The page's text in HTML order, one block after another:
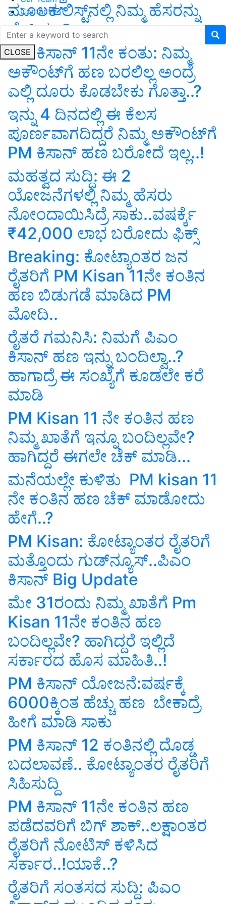
Contact
CLOSE
ಮೂಲಕ ಲಿಸ್ಟ್‌ನಲ್ಲಿ ನಿಮ್ಮ ಹೆಸರನ್ನು
ಚೆಕ್‌ ಮಾಡಿ
PM ಕಿಸಾನ್ 11ನೇ ಕಂತು: ನಿಮ್ಮ
ಅಕೌಂಟ್‌ಗೆ ಹಣ ಬರಲಿಲ್ಲ ಅಂದ್ರೆ
ಎಲ್ಲಿ ದೂರು ಕೊಡಬೇಕು ಗೊತ್ತಾ..?
ಇನ್ನು 4 ದಿನದಲ್ಲಿ ಈ ಕೆಲಸ
ಪೂರ್ಣವಾಗದಿದ್ದರೆ ನಿಮ್ಮ ಅಕೌಂಟ್‌ಗೆ
PM ಕಿಸಾನ್ ಹಣ ಬರೋದೆ ಇಲ್ಲ..!
ಮಹತ್ವದ ಸುದ್ದಿ: ಈ 2
ಯೋಜನೆಗಳಲ್ಲಿ ನಿಮ್ಮ ಹೆಸರು
ನೋಂದಾಯಿಸಿದ್ರೆ ಸಾಕು..ವಷರ್ಕ್ಕೆ
₹42,000 ಲಾಭ‌ ಬರೋದು ಫಿಕ್ಸ್
Breaking: ಕೋಟ್ಯಾಂತರ ಜನ
ರೈತರಿಗೆ PM Kisan 11ನೇ ಕಂತಿನ
ಹಣ ಬಿಡುಗಡೆ ಮಾಡಿದ PM
ಮೋದಿ..
ರೈತರೆ ಗಮನಿಸಿ: ನಿಮಗೆ ಪಿಎಂ
ಕಿಸಾನ್‌ ಹಣ ಇನ್ನು ಬಂದಿಲ್ವಾ..?
ಹಾಗಾದ್ರೆ ಈ ಸಂಖ್ಯೆಗೆ ಕೂಡಲೇ ಕರೆ
ಮಾಡಿ
PM Kisan 11 ನೇ ಕಂತಿನ ಹಣ
ನಿಮ್ಮ ಖಾತೆಗೆ ಇನ್ನೂ ಬಂದಿಲ್ಲವೇ?
ಹಾಗಿದ್ದರೆ ಈಗಲೇ ಚೆಕ್‌ ಮಾಡಿ...
ಮನೆಯಲ್ಲೇ ಕುಳಿತು PM kisan 11
ನೇ ಕಂತಿನ ಹಣ ಚೆಕ್‌ ಮಾಡೋದು
ಹೇಗೆ..?
PM Kisan: ಕೋಟ್ಯಾಂತರ ರೈತರಿಗೆ
ಮತ್ತೊಂದು ಗುಡ್‌ನ್ಯೂಸ್‌..ಪಿಎಂ
ಕಿಸಾನ್‌ Big Update
ಮೇ 31ರಂದು ನಿಮ್ಮ ಖಾತೆಗೆ Pm
Kisan 11ನೇ ಕಂತಿನ ಹಣ
ಬಂದಿಲ್ಲವೇ? ಹಾಗಿದ್ದರೆ ಇಲ್ಲಿದೆ
ಸರ್ಕಾರದ ಹೊಸ ಮಾಹಿತಿ..!
PM ಕಿಸಾನ್‌ ಯೋಜನೆ:ವರ್ಷಕ್ಕೆ
6000ಕ್ಕಿಂತ ಹೆಚ್ಚು ಹಣ ಬೇಕಾದ್ರೆ
ಹೀಗೆ ಮಾಡಿ ಸಾಕು
PM ಕಿಸಾನ್‌ 12 ಕಂತಿನಲ್ಲಿ ದೊಡ್ಡ
ಬದಲಾವಣೆ.. ಕೋಟ್ಯಾಂತರ ರೈತರಿಗೆ
ಸಿಹಿಸುದ್ದಿ
PM ಕಿಸಾನ್‌ 11ನೇ ಕಂತಿನ ಹಣ
ಪಡೆದವರಿಗೆ ಬಿಗ್‌ ಶಾಕ್‌..ಲಕ್ಷಾಂತರ
ರೈತರಿಗೆ ನೋಟಿಸ್‌ ಕಳಿಸಿದ
ಸರ್ಕಾರ..!ಯಾಕೆ..?
ರೈತರಿಗೆ ಸಂತಸದ ಸುದ್ದಿ: ಪಿಎಂ